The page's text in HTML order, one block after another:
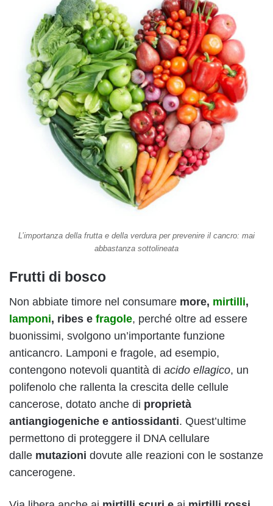
L’importanza della frutta e della verdura per prevenire il cancro: mai
abbastanza sottolineata
Frutti di bosco
Non abbiate timore nel consumare more, mirtilli,
lamponi, ribes e fragole, perché oltre ad essere
buonissimi, svolgono un’importante funzione
anticancro. Lamponi e fragole, ad esempio,
contengono notevoli quantità di acido ellagico, un
polifenolo che rallenta la crescita delle cellule
cancerose, dotato anche di proprietà
antiangiogeniche e antiossidanti. Quest’ultime
permettono di proteggere il DNA cellulare
dalle mutazioni dovute alle reazioni con le sostanze
cancerogene.